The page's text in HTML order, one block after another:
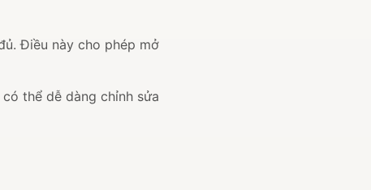
Điều này cho phép mở
thể dễ dàng chỉnh sửa